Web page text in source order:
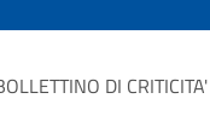
DI CRITICITA'